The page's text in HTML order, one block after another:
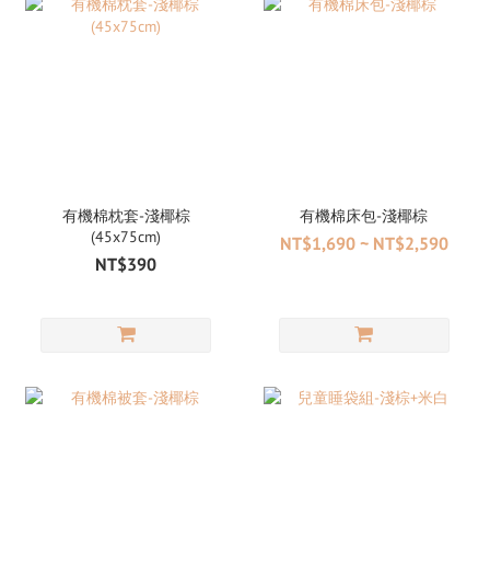
有機棉枕套-淺椰棕
(45x75cm)
NT$390
有機棉床包-淺椰棕
NT$1,690 ~ NT$2,590